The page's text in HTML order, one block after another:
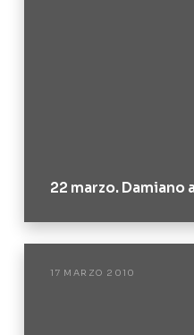
22 marzo. Damiano
17 MARZO 2010